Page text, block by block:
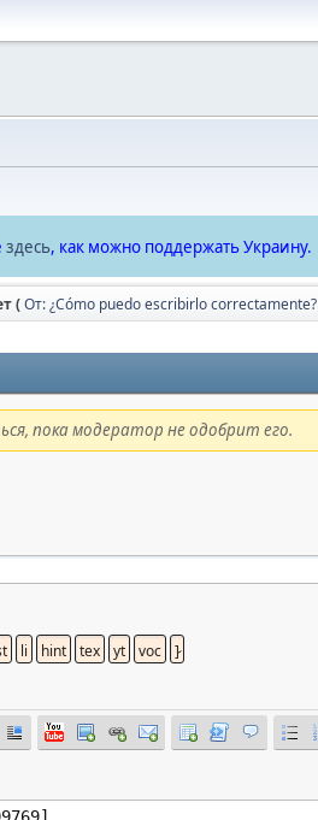
здесь, как можно поддержать Украину.
(От: ¿Сómo puedo escribirlo correctamente?
пока модератор не одобрит его.